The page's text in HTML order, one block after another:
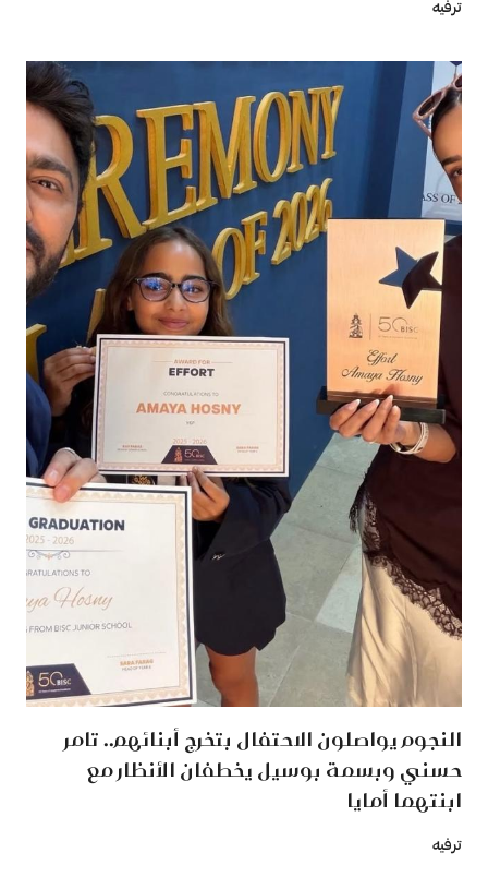
ترفيه
النجوم يواصلون الاحتفال بتخرج أبنائهم.. تامر
حسني وبسمة بوسيل يخطفان الأنظار مع
ابنتهما أمايا
ترفيه